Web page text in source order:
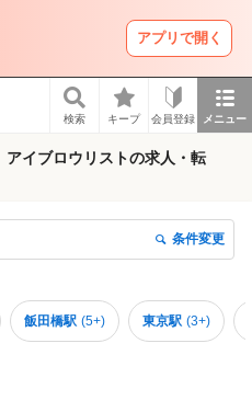
アプリで開く
検索 キープ 会員登録 メニュー
アイブロウリストの求人・転
条件変更
飯田橋駅 (5+) 東京駅 (3+)